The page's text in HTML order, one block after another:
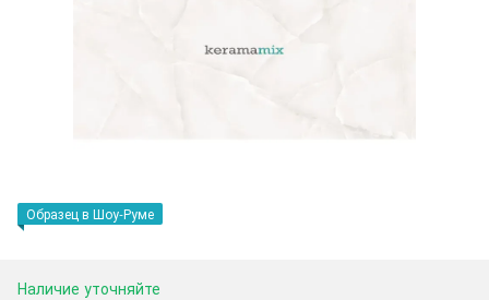
Образец в Шоу-Руме
Наличие уточняйте